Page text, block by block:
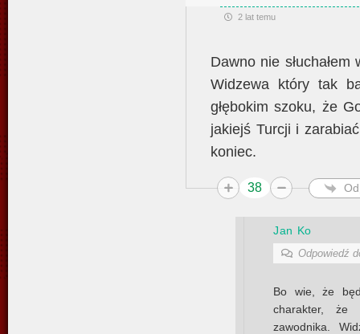
2 lat temu
Dawno nie
Widzewa który tak
głębokim szoku, że
jakiejś Turcji i
koniec.
38
Jan Ko
Odpowiedź
Bo wie, że
charakter, że
zawodnika.